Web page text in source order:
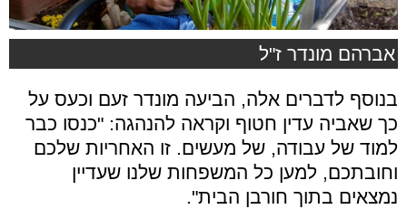
אברהם מונדר ז"ל
בנוסף לדברים אלה, הביעה מונדר זעם וכעס על
כך שאביה עדין חטוף וקראה להנהגה: "כנסו כבר
למוד של עבודה, של מעשים. זו האחריות שלכם
וחובתכם, למען כל המשפחות שלנו שעדיין
נמצאים בתוך חורבן הבית".